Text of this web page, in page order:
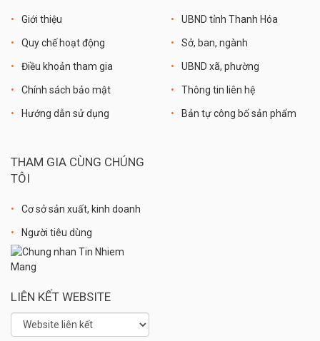
Giới thiệu
Quy chế hoạt động
Điều khoản tham gia
Chính sách bảo mật
Hướng dẫn sử dụng
UBND tỉnh Thanh Hóa
Sở, ban, ngành
UBND xã, phường
Thông tin liên hệ
Bản tự công bố sản phẩm
THAM GIA CÙNG CHÚNG
TÔI
Cơ sở sản xuất, kinh doanh
Người tiêu dùng
LIÊN KẾT WEBSITE